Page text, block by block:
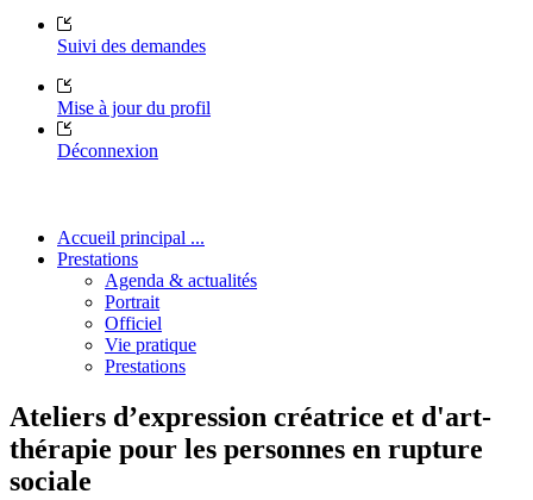
Suivi des demandes
Mise à jour du profil
Déconnexion
Accueil principal ...
Prestations
Agenda & actualités
Portrait
Officiel
Vie pratique
Prestations
Ateliers d’expression créatrice et d'art-
thérapie pour les personnes en rupture
sociale